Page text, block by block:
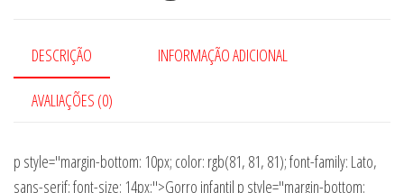
DESCRIÇÃO INFORMAÇÃO ADICIONAL
AVALIAÇÕES (0)
p style="margin-bottom: 10px; color: rgb(81, 81, 81); font-family: Lato,
sans-serif; font-size: 14px;">Gorro infantil p style="margin-bottom: